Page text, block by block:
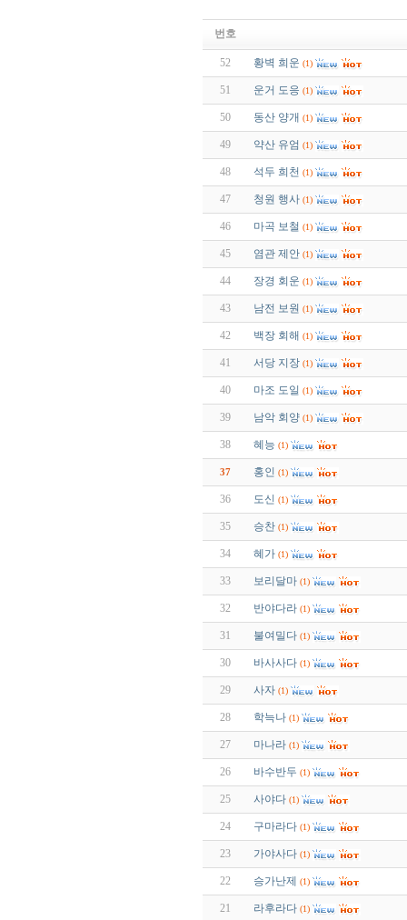
번호
52 황벽 희운 (1)
51 운거 도응 (1)
50 동산 양개 (1)
49 약산 유엄 (1)
48 석두 희천 (1)
47 청원 행사 (1)
46 마곡 보철 (1)
45 염관 제안 (1)
44 장경 회운 (1)
43 남전 보원 (1)
42 백장 회해 (1)
41 서당 지장 (1)
40 마조 도일 (1)
39 남악 회양 (1)
38 혜능 (1)
37 홍인 (1)
36 도신 (1)
35 승찬 (1)
34 혜가 (1)
33 보리달마 (1)
32 반야다라 (1)
31 불여밀다 (1)
30 바사사다 (1)
29 사자 (1)
28 학늑나 (1)
27 마나라 (1)
26 바수반두 (1)
25 사야다 (1)
24 구마라다 (1)
23 가야사다 (1)
22 승가난제 (1)
21 라후라다 (1)